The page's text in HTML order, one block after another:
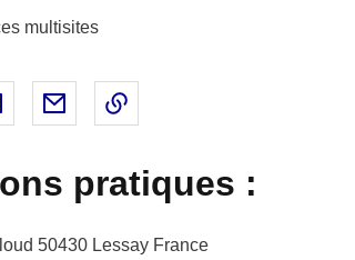
multisites
- nouvelle fenêtre
sur Twitter - nouvelle fenêtre
Partager sur Linked In - nouvelle fenêtre
Partager par email - nouvelle fenêtre
pratiques :
50430 Lessay France